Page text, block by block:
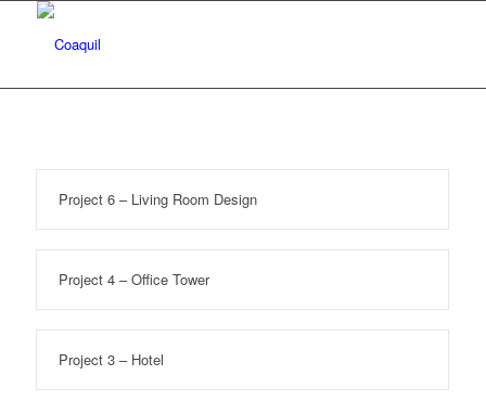
Project 6 – Living Room Design
Project 4 – Office Tower
Project 3 – Hotel